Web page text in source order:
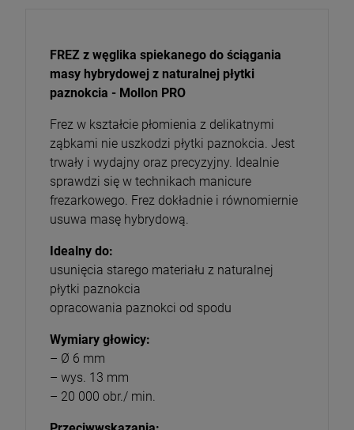
FREZ z węglika spiekanego do ściągania
masy hybrydowej z naturalnej płytki
paznokcia - Mollon PRO
Frez w kształcie płomienia z delikatnymi
ząbkami nie uszkodzi płytki paznokcia. Jest
trwały i wydajny oraz precyzyjny. Idealnie
sprawdzi się w technikach manicure
frezarkowego. Frez dokładnie i równomiernie
usuwa masę hybrydową.
Idealny do:
usunięcia starego materiału z naturalnej
płytki paznokcia
opracowania paznokci od spodu
Wymiary głowicy:
– Ø 6 mm
– wys. 13 mm
– 20 000 obr./ min.